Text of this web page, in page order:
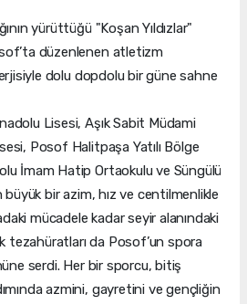
yürüttüğü "Koşan Yıldızlar"
düzenlenen atletizm
dolu dopdolu bir güne sahne
Lisesi, Aşık Sabit Müdami
Posof Halitpaşa Yatılı Bölge
İmam Hatip Ortaokulu ve Süngülü
bir azim, hız ve centilmenlikle
mücadele kadar seyir alanındaki
tezahüratları da Posof’un spora
serdi. Her bir sporcu, bitiş
azmini, gayretini ve gençliğin